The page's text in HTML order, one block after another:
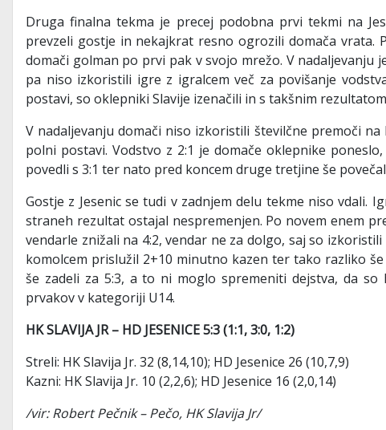
Druga finalna tekma je precej podobna prvi tekmi na
prevzeli gostje in nekajkrat resno ogrozili domača
domači golman po prvi pak v svojo mrežo. V
pa niso izkoristili igre z igralcem več za povišanje
postavi, so oklepniki Slavije izenačili in s takšnim
V nadaljevanju domači niso izkoristili številčne premoči
polni postavi. Vodstvo z 2:1 je domače oklepnike
povedli s 3:1 ter nato pred koncem druge tretjine še
Gostje z Jesenic se tudi v zadnjem delu tekme niso vdali.
straneh rezultat ostajal nespremenjen. Po novem enem
vendarle znižali na 4:2, vendar ne za dolgo, saj so
komolcem prislužil 2+10 minutno kazen ter tako razliko
še zadeli za 5:3, a to ni moglo spremeniti dejstva, da
prvakov v kategoriji U14.
HK SLAVIJA JR – HD JESENICE 5:3 (1:1, 3:0, 1:2)
Streli: HK Slavija Jr. 32 (8,14,10); HD Jesenice 26 (10,7,9)
Kazni: HK Slavija Jr. 10 (2,2,6); HD Jesenice 16 (2,0,14)
/vir: Robert Pečnik – Pečo, HK Slavija Jr/